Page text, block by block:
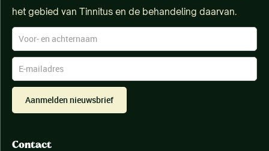
het gebied van Tinnitus en de behandeling daarvan.
Aanmelden nieuwsbrief
Contact